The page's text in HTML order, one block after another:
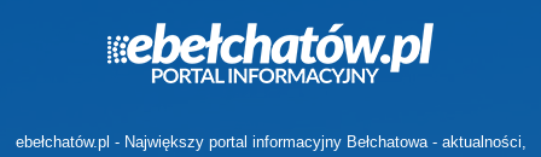
ebełchatów.pl - Największy portal informacyjny Bełchatowa - aktualności,